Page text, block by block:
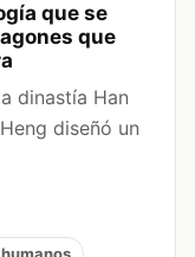
que se
que
dinastía Han
diseñó un